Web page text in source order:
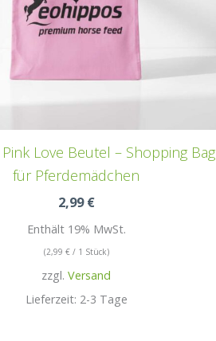
Love Beutel – Shopping Bag
für Pferdemädchen
2,99€
Enthält 19% MwSt.
(2,99 €/ 1 Stück)
zzgl.Versand
Lieferzeit: 2-3 Tage